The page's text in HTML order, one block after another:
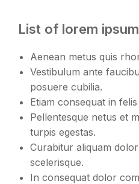
List of lorem
Aenean metus quis
Vestibulum ante
posuere cubilia.
Etiam consequat in
Pellentesque netus et
turpis egestas.
Curabitur aliquam
scelerisque.
In consequat dolor